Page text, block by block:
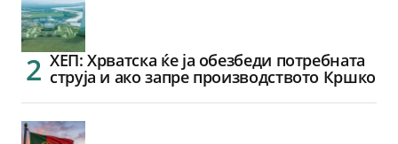
ХЕП: Хрватска ќе ја обезбеди потребната
струја и ако запре производството Кршко